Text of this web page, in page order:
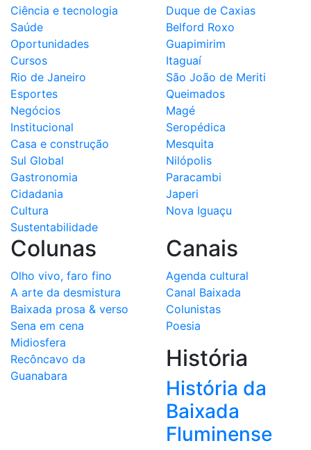
Ciência e tecnologia
Saúde
Oportunidades
Cursos
Rio de Janeiro
Esportes
Negócios
Institucional
Casa e construção
Sul Global
Gastronomia
Cidadania
Cultura
Sustentabilidade
Duque de Caxias
Belford Roxo
Guapimirim
Itaguaí
São João de Meriti
Queimados
Magé
Seropédica
Mesquita
Nilópolis
Paracambi
Japeri
Nova Iguaçu
Colunas
Olho vivo, faro fino
A arte da desmistura
Baixada prosa & verso
Sena em cena
Midiosfera
Recôncavo da
Guanabara
Canais
Agenda cultural
Canal Baixada
Colunistas
Poesia
História
História da
Baixada
Fluminense